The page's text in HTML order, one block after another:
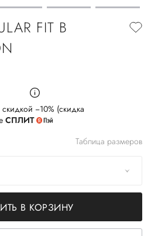
FIT В
−10% (скидка
СПЛИТ
Таблица размеров
В КОРЗИНУ